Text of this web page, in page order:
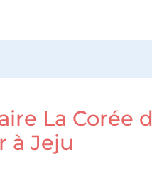
La Corée
à Jeju